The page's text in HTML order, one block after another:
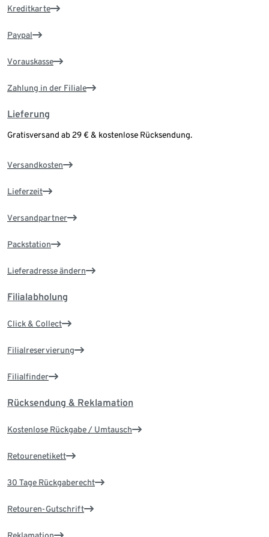
Kreditkarte
Paypal
Vorauskasse
Zahlung in der Filiale
Lieferung
Gratisversand ab 29 € & kostenlose Rücksendung.
Versandkosten
Lieferzeit
Versandpartner
Packstation
Lieferadresse ändern
Filialabholung
Click & Collect
Filialreservierung
Filialfinder
Rücksendung & Reklamation
Kostenlose Rückgabe / Umtausch
Retourenetikett
30 Tage Rückgaberecht
Retouren-Gutschrift